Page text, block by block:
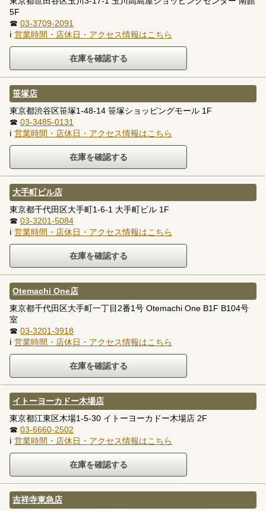
5F
☎ 03-3709-2091
ℹ 営業時間・店休日・アクセス情報はこちら
笹塚店
東京都渋谷区笹塚1-48-14 笹塚ショッピングモール 1F
☎ 03-3485-0131
ℹ 営業時間・店休日・アクセス情報はこちら
大手町ビル店
東京都千代田区大手町1-6-1 大手町ビル 1F
☎ 03-3201-5084
ℹ 営業時間・店休日・アクセス情報はこちら
Otemachi One店
東京都千代田区大手町一丁目2番1号 Otemachi One B1F B104号
室
☎ 03-3201-3918
ℹ 営業時間・店休日・アクセス情報はこちら
イトーヨーカドー木場店
東京都江東区木場1-5-30 イトーヨーカドー木場店 2F
☎ 03-6660-2502
ℹ 営業時間・店休日・アクセス情報はこちら
吉祥寺東急店